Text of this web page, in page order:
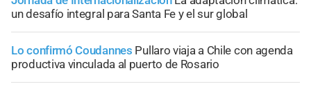
un desafío integral para Santa Fe y el sur global
Lo confirmó Coudannes Pullaro viaja a Chile con agenda
productiva vinculada al puerto de Rosario